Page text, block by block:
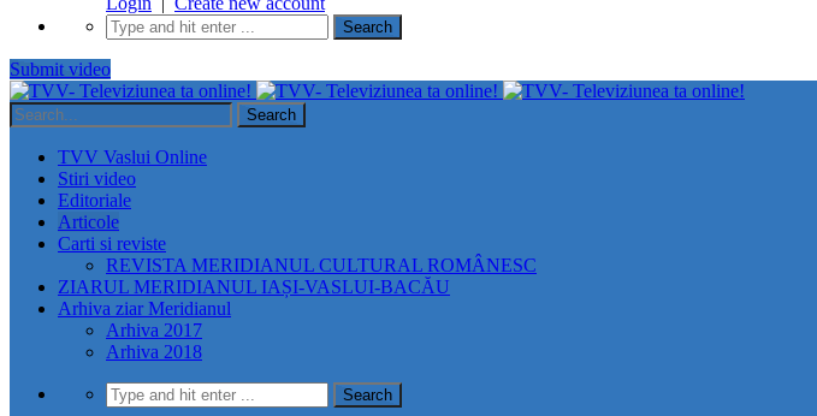
Submit video
TVV Vaslui Online
Stiri video
Editoriale
Articole
Carti si reviste
REVISTA MERIDIANUL CULTURAL ROMÂNESC
ZIARUL MERIDIANUL IAȘI-VASLUI-BACĂU
Arhiva ziar Meridianul
Arhiva 2017
Arhiva 2018